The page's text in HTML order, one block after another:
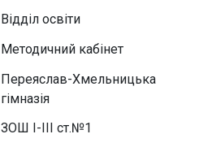
Відділ освіти
Методичний кабінет
Переяслав-Хмельницька
гімназія
ЗОШ І-ІІІ ст.№1